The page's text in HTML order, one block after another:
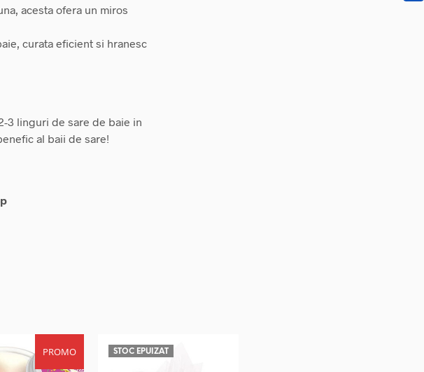
acesta ofera un miros
curata eficient si hranesc
3 linguri de sare de baie in
al baii de sare!
PROMO STOC EPUIZAT